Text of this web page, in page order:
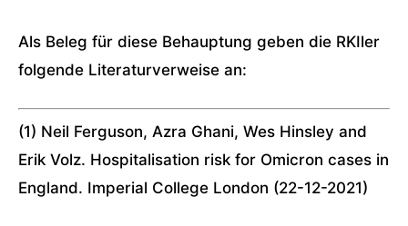
Als Beleg für diese Behauptung geben die RKIler
folgende Literaturverweise an:
(1) Neil Ferguson, Azra Ghani, Wes Hinsley and
Erik Volz. Hospitalisation risk for Omicron cases in
England. Imperial College London (22-12-2021)